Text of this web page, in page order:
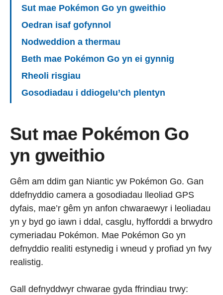
Sut mae Pokémon Go yn gweithio
Oedran isaf gofynnol
Nodweddion a thermau
Beth mae Pokémon Go yn ei gynnig
Rheoli risgiau
Gosodiadau i ddiogelu’ch plentyn
Sut mae Pokémon Go
yn gweithio
Gêm am ddim gan Niantic yw Pokémon Go. Gan
ddefnyddio camera a gosodiadau lleoliad GPS
dyfais, mae’r gêm yn anfon chwaraewyr i leoliadau
yn y byd go iawn i ddal , casglu, hyfforddi a brwydro
cymeriadau Pokémon. Mae Pokémon Go yn
defnyddio realiti estynedig i wneud y profiad yn fwy
realistig.
Gall defnyddwyr chwarae gyda ffrindiau trwy: